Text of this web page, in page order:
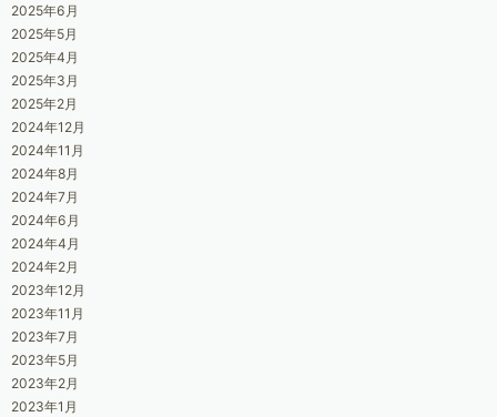
2025年6月
2025年5月
2025年4月
2025年3月
2025年2月
2024年12月
2024年11月
2024年8月
2024年7月
2024年6月
2024年4月
2024年2月
2023年12月
2023年11月
2023年7月
2023年5月
2023年2月
2023年1月